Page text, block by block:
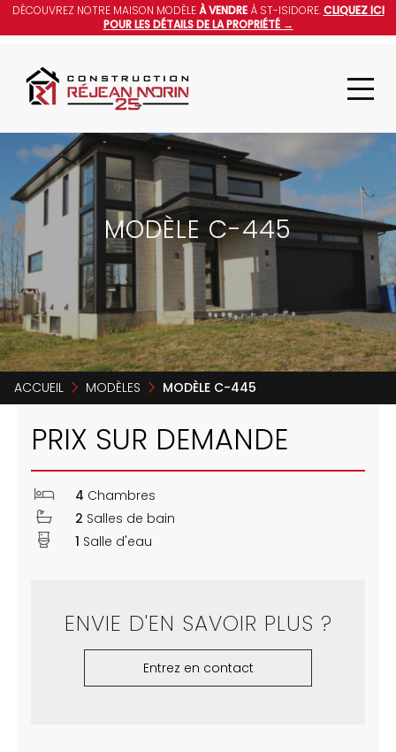
DÉCOUVREZ NOTRE MAISON MODÈLEÀ VENDREÀ ST-ISIDORE.CLIQUEZ ICI
POUR LES DÉTAILS DE LA PROPRIÉTÉ →
MODÈLE C-445
ACCUEIL MODÈLES MODÈLE C-445
PRIX SUR DEMANDE
4 Chambres
2 Salles de bain
1 Salle d'eau
ENVIE D'EN SAVOIR PLUS ?
Entrez en contact